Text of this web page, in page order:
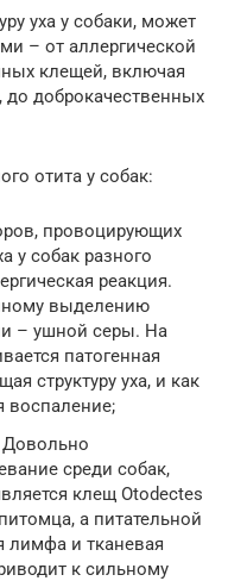
уха у собаки, может
– от аллергической
клещей, включая
до доброкачественных
отита у собак:
провоцирующих
у собак разного
реакция.
выделению
– ушной серы. На
патогенная
структуру уха, и как
воспаление;
среди собак,
клещ Otodectes
а питательной
лимфа и тканевая
к сильному